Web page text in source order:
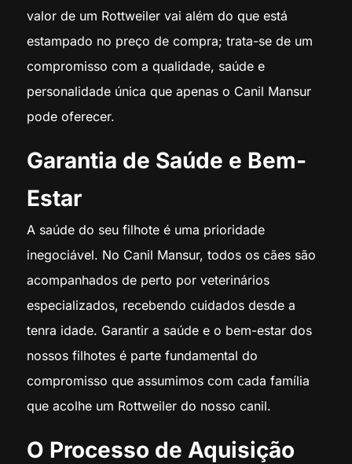
valor de um Rottweiler vai além do que está
estampado no preço de compra; trata-se de um
compromisso com a qualidade, saúde e
personalidade única que apenas o Canil Mansur
pode oferecer.
Garantia de Saúde e Bem-
Estar
A saúde do seu filhote é uma prioridade
inegociável. No Canil Mansur, todos os cães são
acompanhados de perto por veterinários
especializados, recebendo cuidados desde a
tenra idade. Garantir a saúde e o bem-estar dos
nossos filhotes é parte fundamental do
compromisso que assumimos com cada família
que acolhe um Rottweiler do nosso canil.
O Processo de Aquisição